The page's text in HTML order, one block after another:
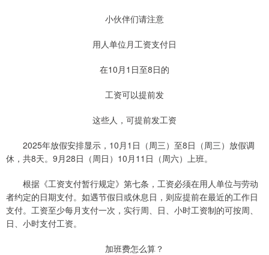
小伙伴们请注意
用人单位月工资支付日
在10月1日至8日的
工资可以提前发
这些人，可提前发工资
2025年放假安排显示，10月1日（周三）至8日（周三）放假调
休，共8天。9月28日（周日）10月11日（周六）上班。
根据《工资支付暂行规定》第七条，工资必须在用人单位与劳动
者约定的日期支付。如遇节假日或休息日，则应提前在最近的工作日
支付。工资至少每月支付一次，实行周、日、小时工资制的可按周、
日、小时支付工资。
加班费怎么算？